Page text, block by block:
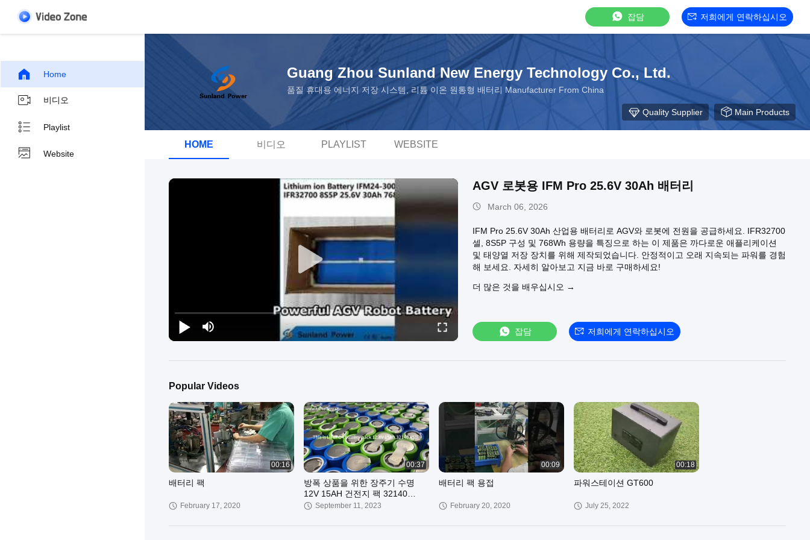
잡담 저희에게 연락하십시오
Home
비디오
Playlist
Website
Guang Zhou Sunland New Energy Technology Co., Ltd.
품질 휴대용 에너지 저장 시스템, 리튬 이온 원통형 배터리 Manufacturer From China
Quality Supplier Main Products
HOME 비디오 PLAYLIST WEBSITE
AGV 로봇용 IFM Pro 25.6V 30Ah 배터리
March 06, 2026
IFM Pro 25.6V 30Ah 산업용 배터리로 AGV와 로봇에 전원을 공급하세요. IFR32700
셀, 8S5P 구성 및 768Wh 용량을 특징으로 하는 이 제품은 까다로운 애플리케이션
및 태양열 저장 장치를 위해 제작되었습니다. 안정적이고 오래 지속되는 파워를 경험
해 보세요. 자세히 알아보고 지금 바로 구매하세요!
더 많은 것을 배우십시오 →
잡담 저희에게 연락하십시오
Popular Videos
00:16
배터리 팩
February 17, 2020
00:37
방폭 상품을 위한 장주기 수명
12V 15AH 건전지 팩 32140
4S1P LiFePO4 배터리
September 11, 2023
00:09
배터리 팩 용접
February 20, 2020
00:18
파워스테이션 GT600
July 25, 2022